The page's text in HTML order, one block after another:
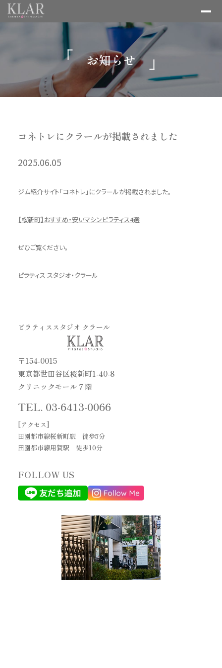
お知らせ
コネトレにクラールが掲載されました
2025.06.05
ジム紹介サイト「コネトレ」にクラールが掲載されました。
【桜新町】おすすめ・安いマシンピラティス4選
ぜひご覧ください。
ピラティス スタジオ・クラール
ピラティススタジオ クラール
〒154-0015
東京都世田谷区桜新町1-40-8
クリニックモール７階
TEL. 03-6413-0066
[アクセス]
田園都市線桜新町駅 徒歩5分
田園都市線用賀駅 徒歩10分
FOLLOW US